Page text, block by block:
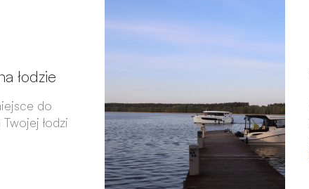
łodzie
do
łodzi